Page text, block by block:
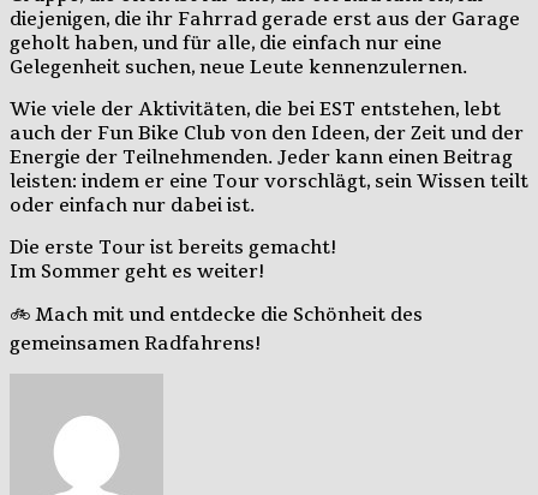
diejenigen, die ihr Fahrrad gerade erst aus der Garage
geholt haben, und für alle, die einfach nur eine
Gelegenheit suchen, neue Leute kennenzulernen.
Wie viele der Aktivitäten, die bei EST entstehen, lebt
auch der Fun Bike Club von den Ideen, der Zeit und der
Energie der Teilnehmenden. Jeder kann einen Beitrag
leisten: indem er eine Tour vorschlägt, sein Wissen teilt
oder einfach nur dabei ist.
Die erste Tour ist bereits gemacht!
Im Sommer geht es weiter!
🚲 Mach mit und entdecke die Schönheit des
gemeinsamen Radfahrens!